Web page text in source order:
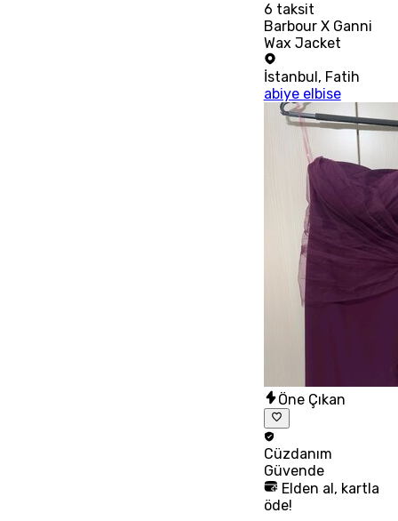
6 taksit
Barbour X Ganni
Wax Jacket
İstanbul , Fatih
abiye elbise
Öne Çıkan
Cüzdanım
Güvende
Elden al, kartla
öde!